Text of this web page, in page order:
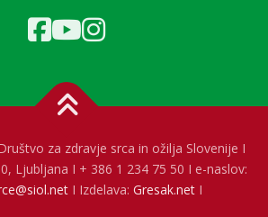
za zdravje srca in ožilja Slovenije I
Ljubljana I + 386 1 234 75 50 I e-naslov:
I Izdelava: Gresak.net I